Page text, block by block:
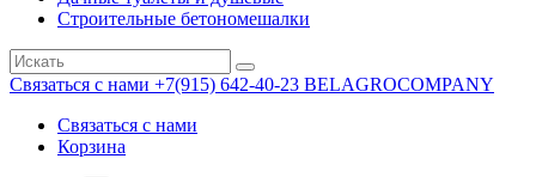
Строительные бетономешалки
Связаться с нами +7(915) 642-40-23 BELAGROCOMPANY
Связаться с нами
Корзина